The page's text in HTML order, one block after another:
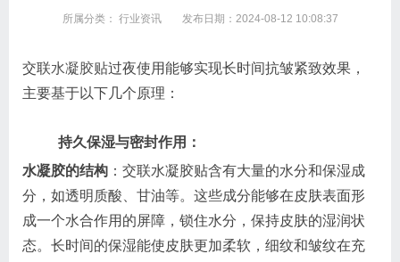
所属分类： 行业资讯 发布日期：2024-08-12 10:08:37
交联水凝胶贴过夜使用能够实现长时间抗皱紧致效果，
主要基于以下几个原理：
持久保湿与密封作用：
水凝胶的结构 ：交联水凝胶贴含有大量的水分和保湿成
分，如透明质酸、甘油等。这些成分能够在皮肤表面形
成一个水合作用的屏障，锁住水分，保持皮肤的湿润状
态。长时间的保湿能使皮肤更加柔软，细纹和皱纹在充